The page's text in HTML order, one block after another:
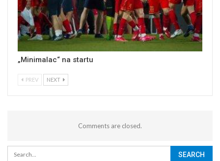
„Minimalac“ na startu
PREV NEXT
Comments are closed.